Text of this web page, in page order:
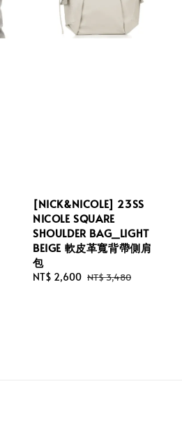
[NICK&NICOLE] 23SS
NICOLE SQUARE
SHOULDER BAG_LIGHT
BEIGE 軟皮革寬背帶側肩
包
Sale
NT$ 2,600 Regular
NT$ 3,480